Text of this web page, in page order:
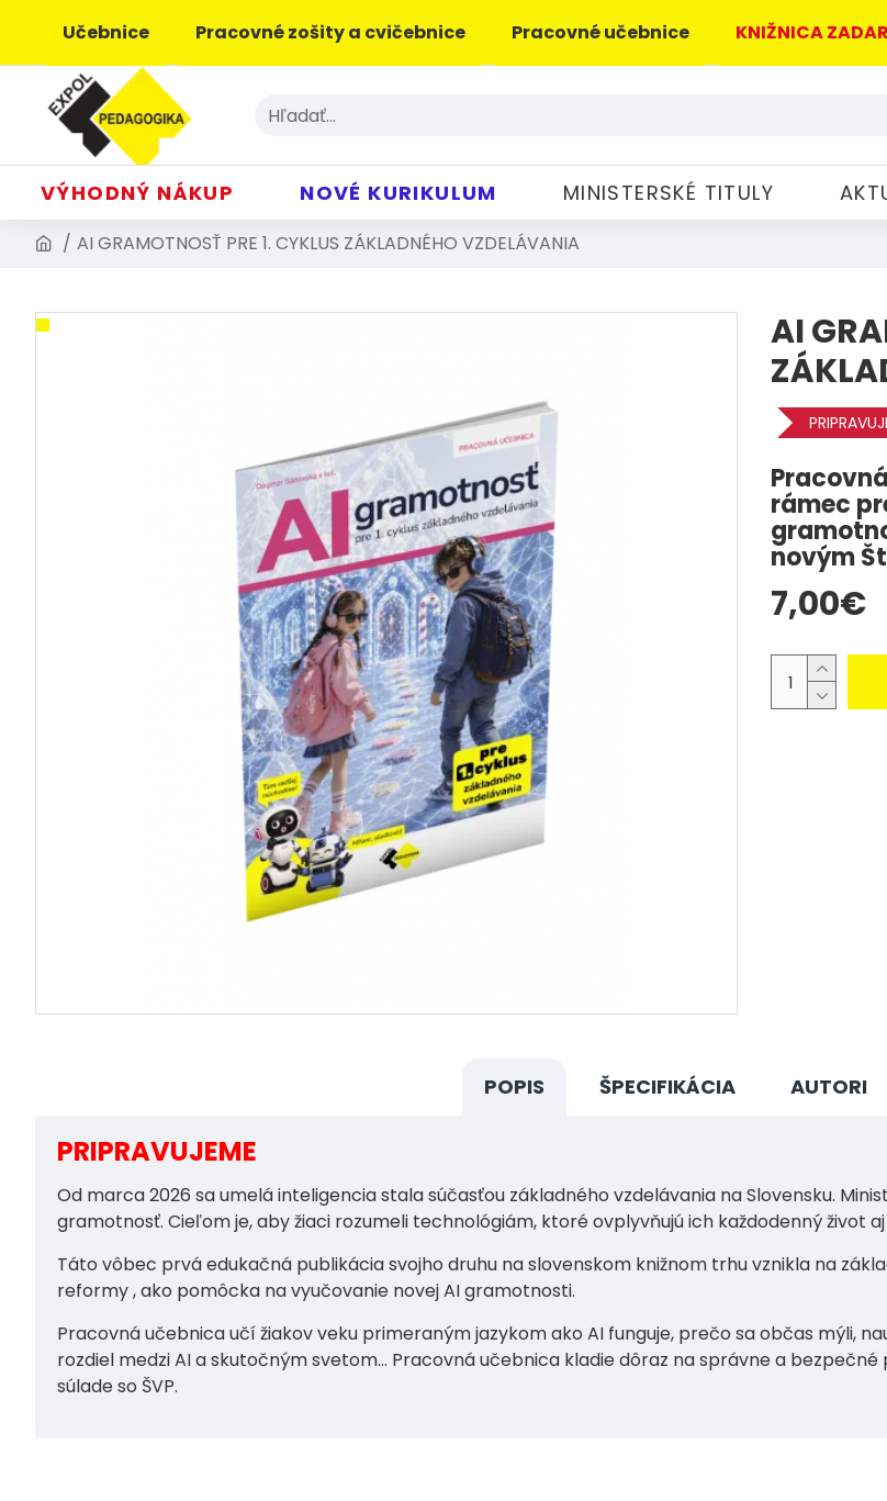
Učebnice Pracovné zošity a cvičebnice Pracovné učebnice KNIŽNICA
VÝHODNÝ NÁKUP NOVÉ KURIKULUM MINISTERSKÉ TITULY
AI GRAMOTNOSŤ PRE 1. CYKLUS ZÁKLADNÉHO VZDELÁVANIA
AI
rámec
novým
7,00€
POPIS ŠPECIFIKÁCIA AUTORI
PRIPRAVUJEME
Od marca 2026 sa umelá inteligencia stala súčasťou základného vzdelávania na Slovensku.
gramotnosť. Cieľom je, aby žiaci rozumeli technológiám, ktoré ovplyvňujú ich každodenný život
Táto vôbec prvá edukačná publikácia svojho druhu na slovenskom knižnom trhu vznikla na
reformy , ako pomôcka na vyučovanie novej AI gramotnosti.
Pracovná učebnica učí žiakov veku primeraným jazykom ako AI funguje, prečo sa občas mýli,
rozdiel medzi AI a skutočným svetom... Pracovná učebnica kladie dôraz na správne a
súlade so ŠVP.